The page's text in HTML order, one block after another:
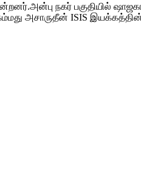
நகர் பகுதியில்
அசாருதீன் ISIS